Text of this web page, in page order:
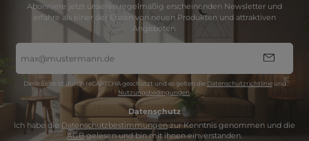
Abonniere jetzt unseren regelmäßig erscheinenden Newsletter und
erfahre als einer der Ersten von neuen Produkten und attraktiven
Angeboten.
Mail-
Adresse
Diese Seite ist durch reCAPTCHA geschützt und es gelten die Datenschutzrichtlinieund
Nutzungsbedingungen
Datenschutz
Ich habe die Datenschutzbestimmungenzur Kenntnis genommen und die
AGBgelesen und bin mit ihnen einverstanden.